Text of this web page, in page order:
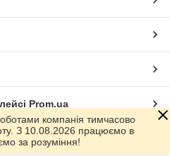
Prom.ua
компанія тимчасово
З 10.08.2026 працюємо в
за розуміння!